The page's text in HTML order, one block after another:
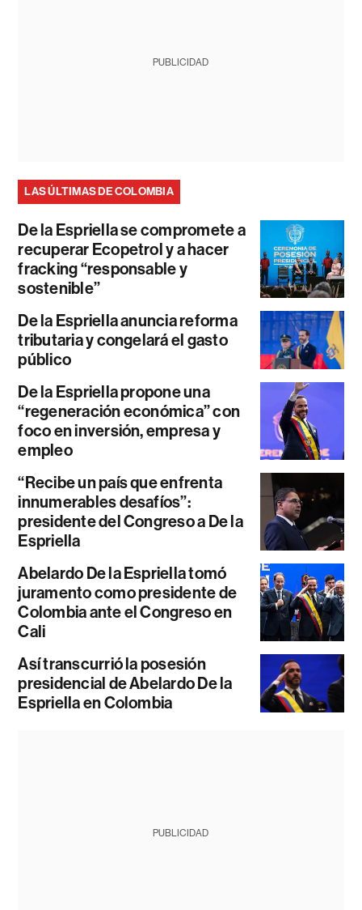
PUBLICIDAD
LAS ÚLTIMAS DE COLOMBIA
De la Espriella se compromete a
recuperar Ecopetrol y a hacer
fracking “responsable y
sostenible”
De la Espriella anuncia reforma
tributaria y congelará el gasto
público
De la Espriella propone una
“regeneración económica” con
foco en inversión, empresa y
empleo
“Recibe un país que enfrenta
innumerables desafíos”:
presidente del Congreso a De la
Espriella
Abelardo De la Espriella tomó
juramento como presidente de
Colombia ante el Congreso en
Cali
Así transcurrió la posesión
presidencial de Abelardo De la
Espriella en Colombia
PUBLICIDAD